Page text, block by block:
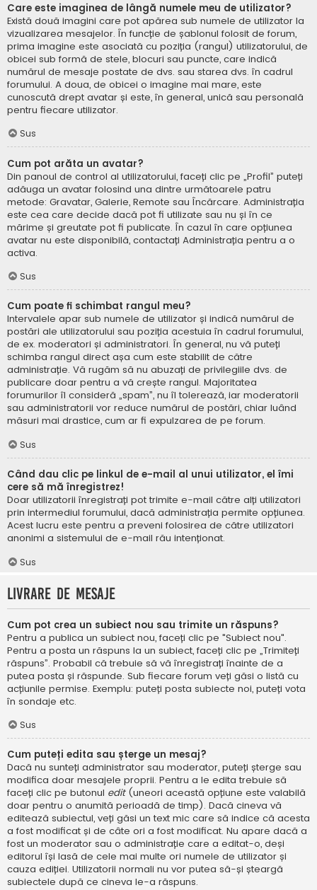
Care este imaginea de lângă numele meu de utilizator?
Există două imagini care pot apărea sub numele de utilizator la
vizualizarea mesajelor. În funcție de șablonul folosit de forum,
prima imagine este asociată cu poziția (rangul) utilizatorului, de
obicei sub formă de stele, blocuri sau puncte, care indică
numărul de mesaje postate de dvs. sau starea dvs. în cadrul
forumului. A doua, de obicei o imagine mai mare, este
cunoscută drept avatar și este, în general, unică sau personală
pentru fiecare utilizator.
Sus
Cum pot arăta un avatar?
Din panoul de control al utilizatorului, faceți clic pe „Profil” puteți
adăuga un avatar folosind una dintre următoarele patru
metode: Gravatar, Galerie, Remote sau Încărcare. Administrația
este cea care decide dacă pot fi utilizate sau nu și în ce
mărime și greutate pot fi publicate. În cazul în care opțiunea
avatar nu este disponibilă, contactați Administrația pentru a o
activa.
Sus
Cum poate fi schimbat rangul meu?
Intervalele apar sub numele de utilizator și indică numărul de
postări ale utilizatorului sau poziția acestuia în cadrul forumului,
de ex. moderatori și administratori. În general, nu vă puteți
schimba rangul direct așa cum este stabilit de către
administrație. Vă rugăm să nu abuzați de privilegiile dvs. de
publicare doar pentru a vă crește rangul. Majoritatea
forumurilor îl consideră „spam”, nu îl tolerează, iar moderatorii
sau administratorii vor reduce numărul de postări, chiar luând
măsuri mai drastice, cum ar fi expulzarea de pe forum.
Sus
Când dau clic pe linkul de e-mail al unui utilizator, el îmi
cere să mă înregistrez!
Doar utilizatorii înregistrați pot trimite e-mail către alți utilizatori
prin intermediul forumului, dacă administrația permite opțiunea.
Acest lucru este pentru a preveni folosirea de către utilizatori
anonimi a sistemului de e-mail rău intenționat.
Sus
Livrare de mesaje
Cum pot crea un subiect nou sau trimite un răspuns?
Pentru a publica un subiect nou, faceți clic pe "Subiect nou".
Pentru a posta un răspuns la un subiect, faceți clic pe „Trimiteți
răspuns”. Probabil că trebuie să vă înregistrați înainte de a
putea posta și răspunde. Sub fiecare forum veți găsi o listă cu
acțiunile permise. Exemplu: puteți posta subiecte noi, puteți vota
în sondaje etc.
Sus
Cum puteți edita sau șterge un mesaj?
Dacă nu sunteți administrator sau moderator, puteți șterge sau
modifica doar mesajele proprii. Pentru a le edita trebuie să
faceți clic pe butonul edit (uneori această opțiune este valabilă
doar pentru o anumită perioadă de timp). Dacă cineva vă
editează subiectul, veți găsi un text mic care să indice că acesta
a fost modificat și de câte ori a fost modificat. Nu apare dacă a
fost un moderator sau o administrație care a editat-o, deși
editorul își lasă de cele mai multe ori numele de utilizator și
cauza ediției. Utilizatorii normali nu vor putea să-și șteargă
subiectele după ce cineva le-a răspuns.